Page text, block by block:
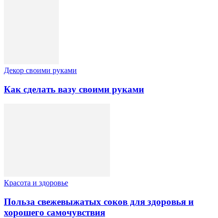
Декор своими руками
Как сделать вазу своими руками
Красота и здоровье
Польза свежевыжатых соков для здоровья и
хорошего самочувствия